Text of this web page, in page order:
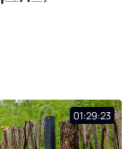
01:29:23